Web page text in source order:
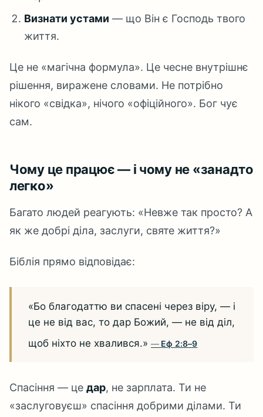
Визнати устами — що Він є Господь твого
життя.
Це не «магічна формула». Це чесне внутрішнє
рішення, виражене словами. Не потрібно
нікого «свідка», нічого «офіційного». Бог чує
сам.
Чому це працює — і чому не «занадто
легко»
Багато людей реагують: «Невже так просто? А
як же добрі діла, заслуги, святе життя?»
Біблія прямо відповідає:
«Бо благодаттю ви спасені через віру, — і
це не від вас, то дар Божий, — не від діл,
щоб ніхто не хвалився.»
Еф 2:8–9
Спасіння — це дар, не зарплата. Ти не
«заслуговуєш» спасіння добрими ділами. Ти